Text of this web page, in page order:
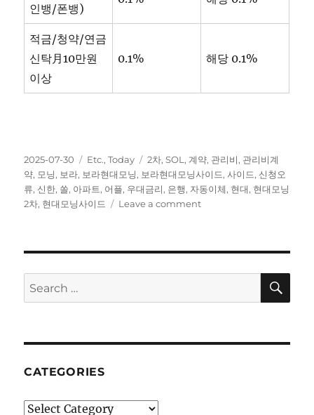
인뱅/폰뱅)
적금/청약/연금
신탁月10만원
이상
0.1% 해당 0.1%
Posted
on
2025-07-30 Categories
Etc.,Today Tags
2차,SOL , 계약, 관리비, 관리비계
약, 모닝, 보라, 보라현대모닝, 보라현대모닝사이드,사이드, 신청오
류, 신한, 쏠, 아파트, 어플, 우대금리, 은행, 자동이체, 현대, 현대모닝
2차, 현대모닝사이드 Leave a commenton
SOL
파
Search
for:
CATEGORIES
Categories